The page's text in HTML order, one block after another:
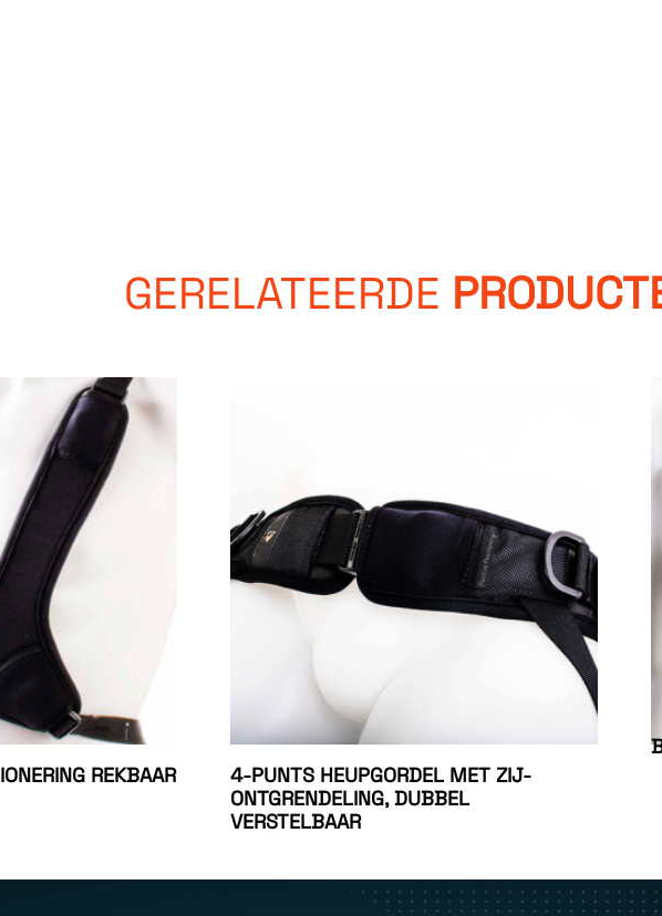
GERELATEERDE
REKBAAR
4-PUNTS HEUPGORDEL MET ZIJ-
ONTGRENDELING, DUBBEL
VERSTELBAAR